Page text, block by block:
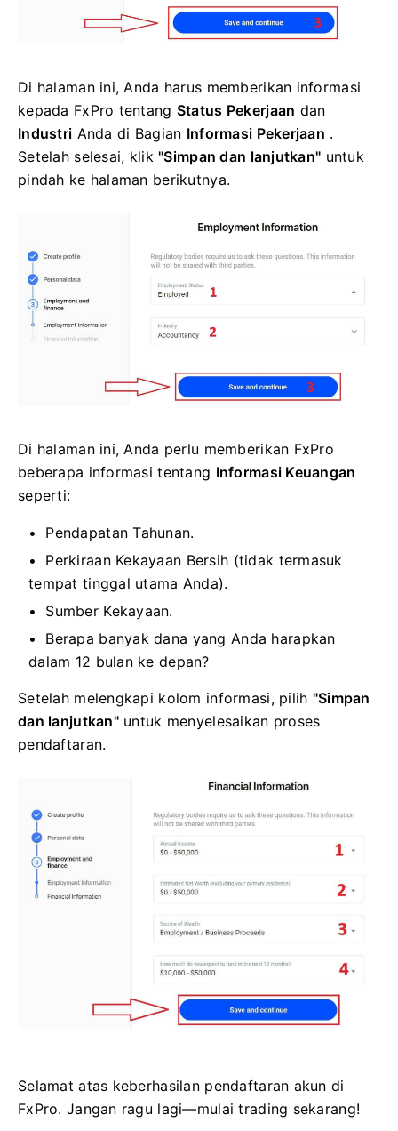
Di halaman ini, Anda harus memberikan informasi
kepada FxPro tentang Status Pekerjaan dan
Industri Anda di Bagian Informasi Pekerjaan .
Setelah selesai, klik "Simpan dan lanjutkan" untuk
pindah ke halaman berikutnya.
Di halaman ini, Anda perlu memberikan FxPro
beberapa informasi tentang Informasi Keuangan
seperti:
Pendapatan Tahunan.
Perkiraan Kekayaan Bersih (tidak termasuk
tempat tinggal utama Anda).
Sumber Kekayaan.
Berapa banyak dana yang Anda harapkan
dalam 12 bulan ke depan?
Setelah melengkapi kolom informasi, pilih "Simpan
dan lanjutkan"untuk menyelesaikan proses
pendaftaran.
Selamat atas keberhasilan pendaftaran akun di
FxPro. Jangan ragu lagi—mulai trading sekarang!